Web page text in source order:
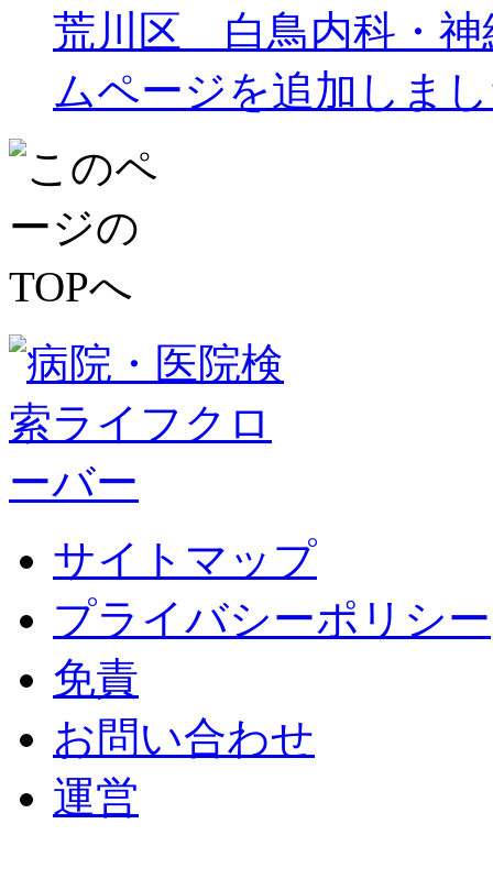
荒川区 白鳥内科・神
ムページを追加しま
サイトマップ
プライバシーポリシー
免責
お問い合わせ
運営